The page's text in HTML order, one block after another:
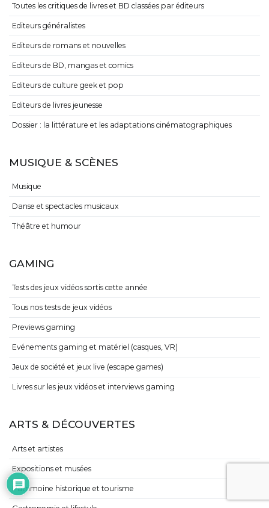
Toutes les critiques de livres et BD classées par éditeurs
Editeurs généralistes
Editeurs de romans et nouvelles
Editeurs de BD, mangas et comics
Editeurs de culture geek et pop
Editeurs de livres jeunesse
Dossier : la littérature et les adaptations cinématographiques
MUSIQUE & SCÈNES
Musique
Danse et spectacles musicaux
Théâtre et humour
GAMING
Tests des jeux vidéos sortis cette année
Tous nos tests de jeux vidéos
Previews gaming
Evénements gaming et matériel (casques, VR)
Jeux de société et jeux live (escape games)
Livres sur les jeux vidéos et interviews gaming
ARTS & DÉCOUVERTES
Arts et artistes
Expositions et musées
Patrimoine historique et tourisme